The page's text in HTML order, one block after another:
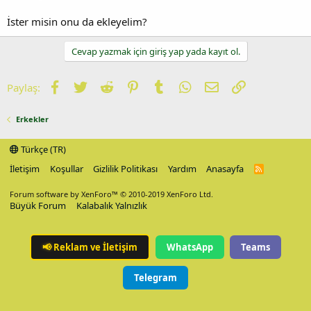
İster misin onu da ekleyelim?
Cevap yazmak için giriş yap yada kayıt ol.
Paylaş: Facebook
TwitterReddit PinterestTumblrWhatsApp
E-postaLink
Erkekler
Türkçe (TR)
İletişim
Koşullar Gizlilik Politikası Yardım Anasayfa
R
Forum software by XenForo™ © 2010-2019 XenForo Ltd.
Büyük Forum Kalabalık Yalnızlık
📢Reklam ve İletişim WhatsApp Teams
Telegram